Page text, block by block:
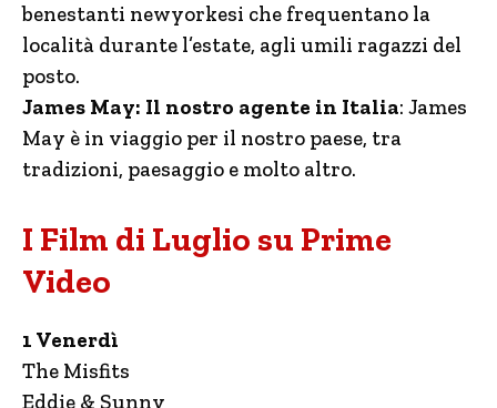
benestanti newyorkesi che frequentano la
località durante l’estate, agli umili ragazzi del
posto.
James May: Il nostro agente in Italia: James
May è in viaggio per il nostro paese, tra
tradizioni, paesaggio e molto altro.
I Film di Luglio su Prime
Video
1 Venerdì
The Misfits
Eddie & Sunny